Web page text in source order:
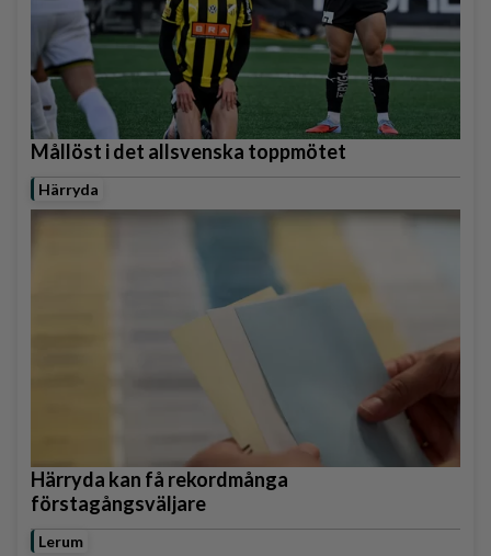
Mållöst i det allsvenska toppmötet
Härryda
Härryda kan få rekordmånga
förstagångsväljare
Lerum